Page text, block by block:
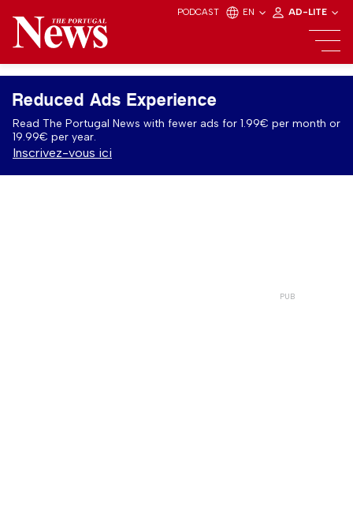
PODCAST EN AD-LITE
Reduced Ads Experience
Read The Portugal News with fewer ads for 1.99€ per month or
19.99€ per year.
Inscrivez-vous ici